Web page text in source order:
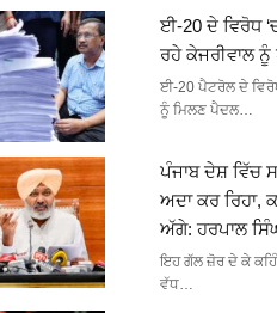
ਈ-20 ਦੇ ਵਿਰੋਧ
ਰਹੇ ਕੇਜਰੀਵਾਲ
ਈ-20 ਪੈਟਰੋਲ ਦੇ
ਨੂੰ ਮਿਲਣ ਪੈਦਲ…
ਪੰਜਾਬ ਦੇਸ਼ ਵਿੱਚ
ਅਦਾ ਕਰ ਰਿਹਾ,
ਅੱਗੇ: ਹਰਪਾਲ
ਇਹ ਗੱਲ ਜ਼ੋਰ ਦੇ ਕੇ
ਵੱਧ…